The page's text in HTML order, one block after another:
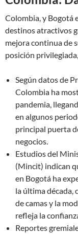
Colombia, y Bogotá
destinos atractivos
mejora continua de
posición
Según datos de
Colombia ha
pandemia,
en algunos
principal puerta
negocios.
Estudios del
(Mincit) indican
en Bogotá ha
la última década,
de camas y la
refleja la
Reportes